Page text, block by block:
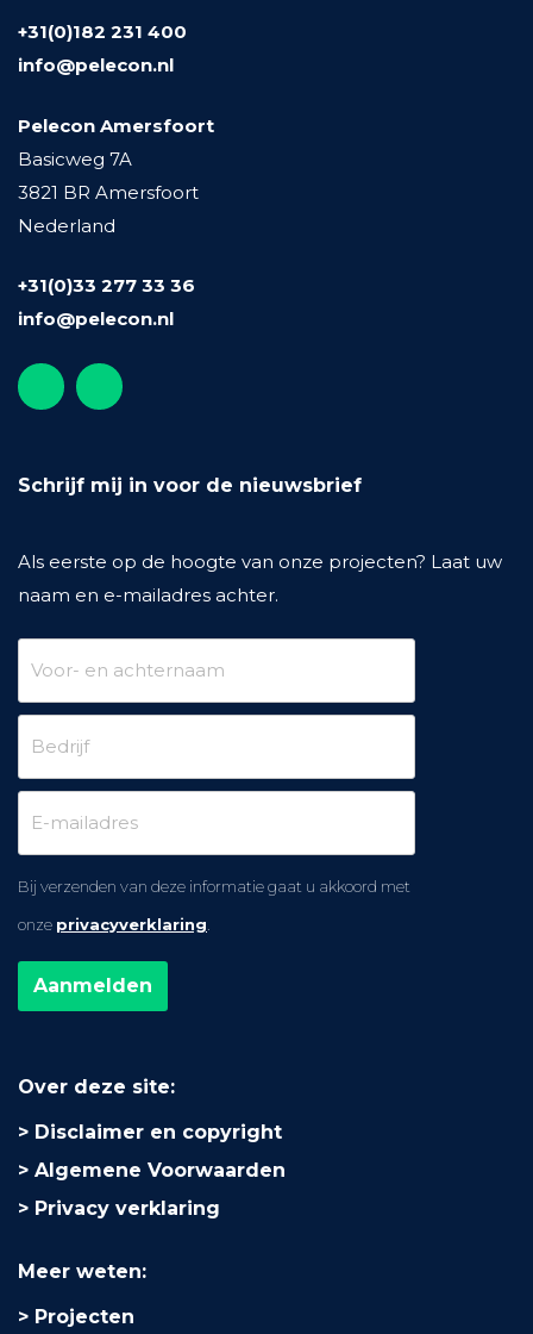
+31(0)182 231 400
info@pelecon.nl
Pelecon Amersfoort
Basicweg 7A
3821 BR Amersfoort
Nederland
+31(0)33 277 33 36
info@pelecon.nl
Schrijf mij in voor de nieuwsbrief
Als eerste op de hoogte van onze projecten? Laat uw
naam en e-mailadres achter.
Bij verzenden van deze informatie gaat u akkoord met
onze privacyverklaring
Over deze site:
Disclaimer en copyright
Algemene Voorwaarden
Privacy verklaring
Meer weten:
Projecten